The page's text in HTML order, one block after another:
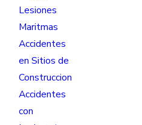
Lesiones
Maritmas
Accidentes
en Sitios de
Construccion
Accidentes
con